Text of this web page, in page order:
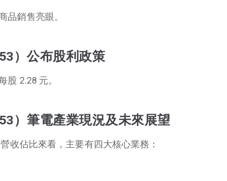
品銷售亮眼。
）公布股利政策
股 2.28 元。
）筆電產業現況及未來展望
收佔比來看，主要有四大核心業務：